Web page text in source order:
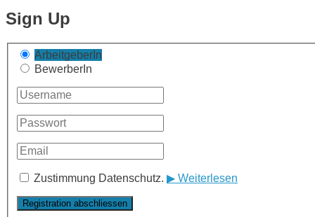
Sign Up
ArbeitgeberIn
BewerberIn
Zustimmung Datenschutz. ▶ Weiterlesen